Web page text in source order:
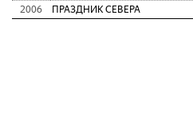
2006
ПРАЗДНИК СЕВЕРА